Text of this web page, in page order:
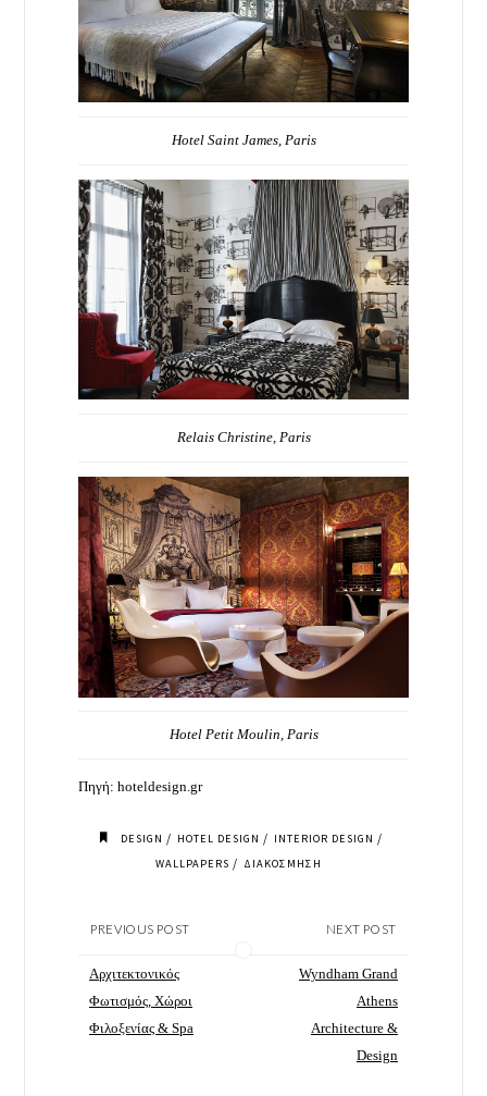
Hotel Saint James, Paris
Relais Christine, Paris
Hotel Petit Moulin, Paris
Πηγή: hoteldesign.gr
DESIGN / HOTEL DESIGN / INTERIOR DESIGN /
WALLPAPERS / ΔΙΑΚΟΣΜΗΣΗ
PREVIOUS POST
Αρχιτεκτονικός
Φωτισμός, Χώροι
Φιλοξενίας & Spa
NEXT POST
Wyndham Grand
Athens
Architecture &
Design